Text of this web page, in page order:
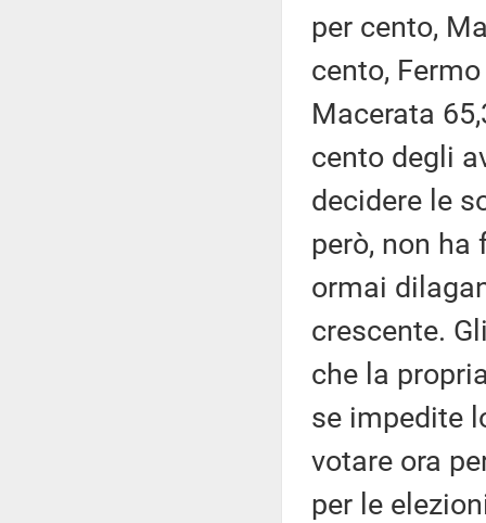
per cento,
cento,
Macerata
cento degli
decidere le
però, non
ormai
crescente.
che la
se impedite
votare ora
per le